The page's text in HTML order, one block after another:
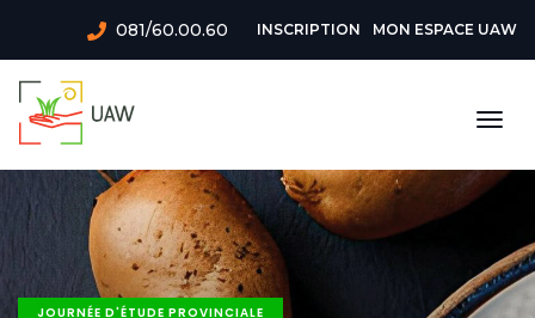
contenu
principal
081/60.00.60
Menu
du
de
l'utilisateur
INSCRIPTION MON ESPACE UAW
JOURNÉE D'ÉTUDE PROVINCIALE